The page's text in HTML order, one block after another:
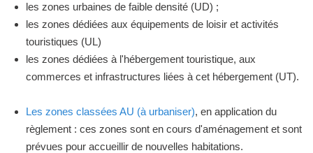
les zones urbaines de faible densité (UD) ;
les zones dédiées aux équipements de loisir et activités
touristiques (UL)
les zones dédiées à l'hébergement touristique, aux
commerces et infrastructures liées à cet hébergement (UT).
Les zones classées AU (à urbaniser), en application du
règlement : ces zones sont en cours d'aménagement et sont
prévues pour accueillir de nouvelles habitations.